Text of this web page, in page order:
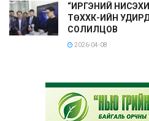
“ИРГЭНИЙ
ТӨХХК-ИЙН
СОЛИЛЦОВ
2026-04-08